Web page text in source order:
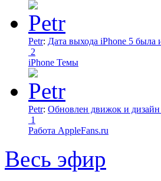
Petr: Дата выхода iPhone 5 была
2
iPhone Темы
Petr: Обновлен движок и дизайн
1
Работа AppleFans.ru
Весь эфир